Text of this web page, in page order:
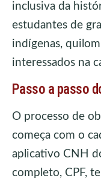
inclusiva da
estudantes de
indígenas,
interessados na
Passo a passo
O processo de
começa com o
aplicativo CNH
completo, CPF,